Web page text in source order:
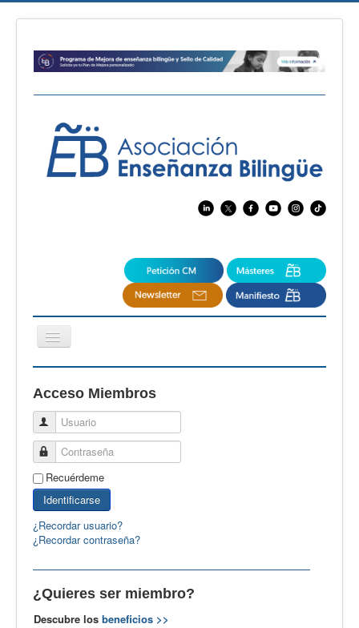
Cambiar
navegación
CertAcleB
Profesores Visitantes
Calidad
Artículos
Recursos
Observatorio EB
CIEB
Contacto
Acceso Miembros
Usuario
Contraseña
Recuérdeme
Identificarse
¿Recordar usuario?
¿Recordar contraseña?
¿Quieres ser miembro?
Descubre los beneficios >>